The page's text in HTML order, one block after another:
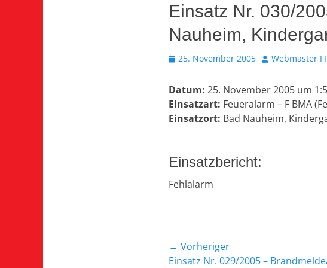
Einsatz Nr. 030/
Nauheim,
Veröffentlicht
25. November 2005 AutorWebmaster
Datum: 25. November 2005 um
Einsatzart: Feueralarm – F BMA
Einsatzort: Bad Nauheim,
Einsatzbericht:
Fehlalarm
Beitragsnavigation
← Vorheriger
Vorheriger
Einsatz Nr. 029/2005 –